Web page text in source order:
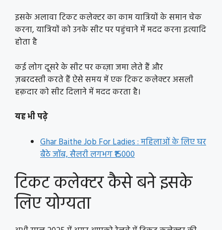
इसके अलावा टिकट कलेक्टर का काम यात्रियों के समान चेक
करना, यात्रियों को उनके सीट पर पहुंचाने में मदद करना इत्यादि
होता है
कई लोग दूसरे के सीट पर कब्ज़ा जमा लेते हैं और
ज़बरदस्ती करते हैं ऐसे समय में एक टिकट कलेक्टर असली
हक़दार को सीट दिलाने में मदद करता है।
यह भी पढ़े
Ghar Baithe Job For Ladies : महिलाओं के लिए घर
बैठे जॉब, सैलरी लगभग ₹15000
टिकट कलेक्टर कैसे बने इसके
लिए योग्यता